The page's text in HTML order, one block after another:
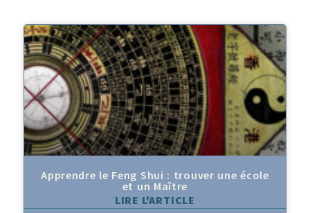
Apprendre le Feng Shui : trouver une école
et un Maître
LIRE L'ARTICLE